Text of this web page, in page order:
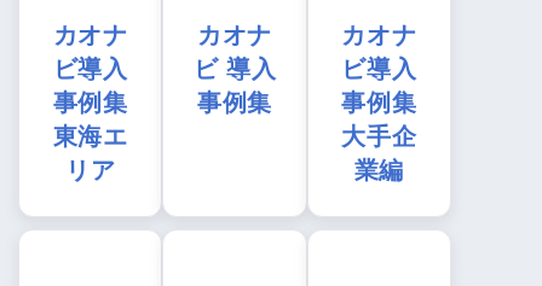
カオナ
ビ導入
事例集
東海エ
リア
カオナ
ビ 導入
事例集
カオナ
ビ導入
事例集
大手企
業編